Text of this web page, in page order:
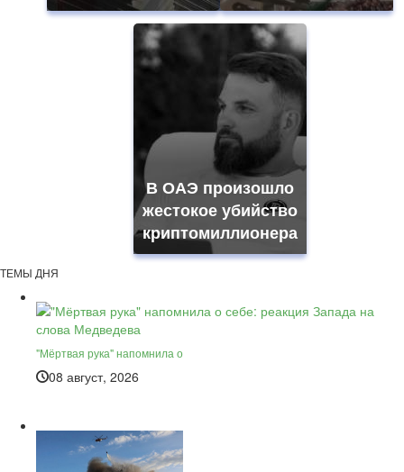
В ОАЭ произошло
жестокое убийство
криптомиллионера
ТЕМЫ ДНЯ
"Мёртвая рука" напомнила о
08 август, 2026